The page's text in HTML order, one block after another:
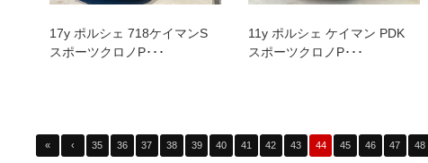
17y ポルシェ 718ケイマンS
スポーツクロノP･･･
11y ポルシェ ケイマン PDK
スポーツクロノP･･･
« ‹ 35 36 37 38 39 40 41 42 43 44 45 46 47 48